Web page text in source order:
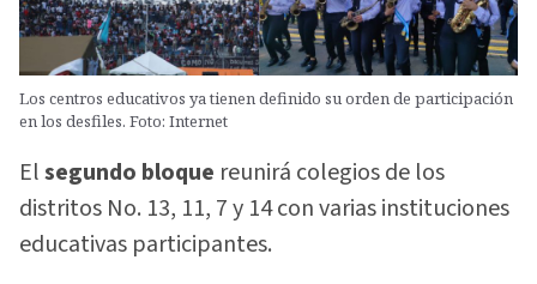
Los centros educativos ya tienen definido su orden de participación
en los desfiles. Foto: Internet
Elsegundo bloque reunirá colegios de los
distritos No. 13, 11, 7 y 14 con varias instituciones
educativas participantes.